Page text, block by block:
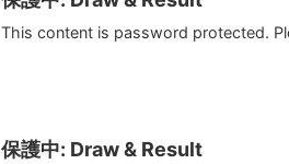
This content is password protected.
保護中: Draw & Result